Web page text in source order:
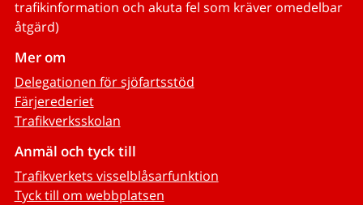
trafikinformation och akuta fel som kräver omedelbar
åtgärd)
Mer om
Delegationen för sjöfartsstöd
Färjerederiet
Trafikverksskolan
Anmäl och tyck till
Trafikverkets visselblåsarfunktion
Tyck till om webbplatsen